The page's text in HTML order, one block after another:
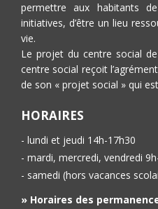
permettre aux habitants
initiatives, d’être un lieu
vie.
Le projet du centre social
centre social reçoit
de son « projet social » qui
HORAIRES
- lundi et jeudi 14h-17h30
- mardi, mercredi, vendredi
- samedi (hors vacances
» Horaires des